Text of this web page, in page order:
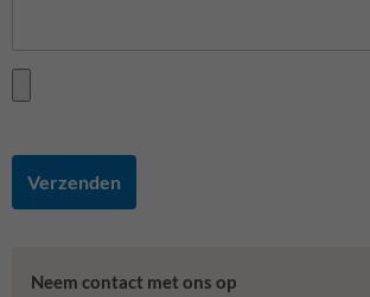
Verzenden
Neem contact met ons op